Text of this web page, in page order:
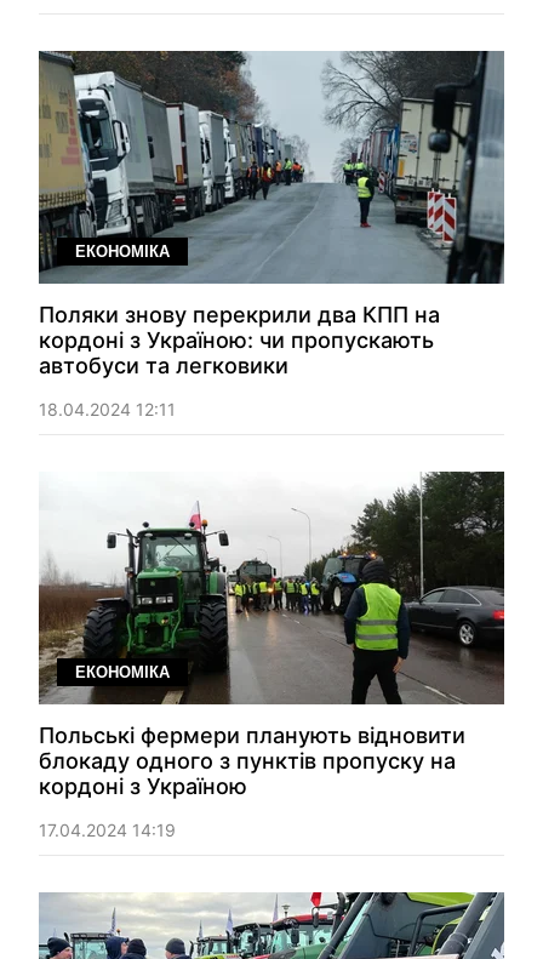
ЕКОНОМІКА
Поляки знову перекрили два КПП на
кордоні з Україною: чи пропускають
автобуси та легковики
18.04.2024 12:11
ЕКОНОМІКА
Польські фермери планують відновити
блокаду одного з пунктів пропуску на
кордоні з Україною
17.04.2024 14:19